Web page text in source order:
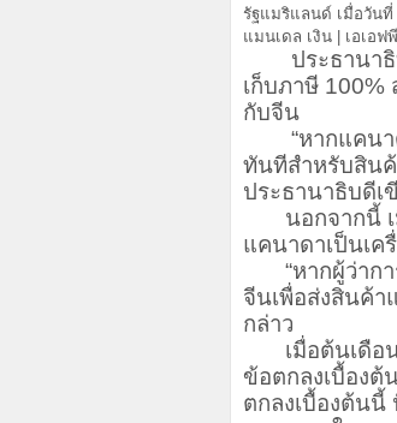
รัฐแมริแลนด์ เมื่อวันที่
แมนเดล เงิน | เอเอฟ
ประธานาธิ
เก็บภาษี
กับจีน
“หากแคนาด
ทันทีสำหรับสิน
ประธานาธิบดีเ
นอกจากนี้ เมื่
แคนาดาเป็นเค
“หากผู้ว่าการ
จีนเพื่อส่งสินค้า
กล่าว
เมื่อต้นเดือน
ข้อตกลงเบื้องต้
ตกลงเบื้องต้นนี้